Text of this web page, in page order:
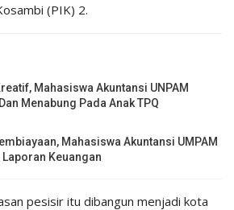
(PIK) 2.
Mahasiswa Akuntansi UNPAM
Menabung Pada Anak TPQ
Mahasiswa Akuntansi UMPAM
Laporan Keuangan
pesisir itu dibangun menjadi kota